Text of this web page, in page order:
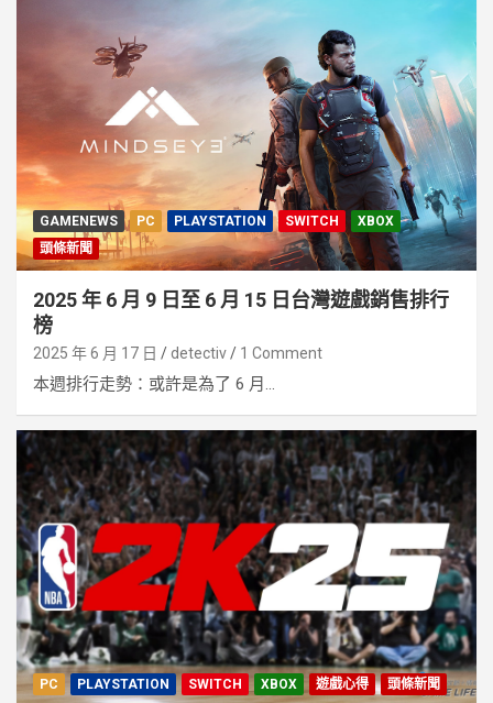
GAMENEWS PC PLAYSTATION SWITCH
XBOX
頭條新聞
2025 年 6 月 9 日至 6 月 15 日台灣遊戲銷售排行
榜
2025 年 6 月 17 日 detectiv 1 Comment
本週排行走勢：或許是為了 6 月...
PC PLAYSTATION SWITCH XBOX 遊戲心得 頭條新聞